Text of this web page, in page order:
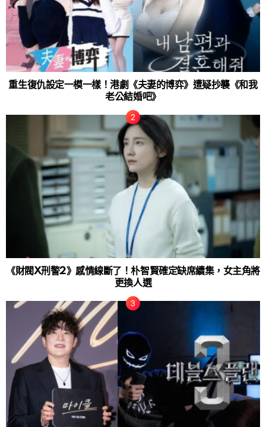
重生復仇設定一模一樣！港劇《夫妻的博弈》遭疑抄襲《和我
老公結婚吧》
《財閥X刑警2》感情線斷了！朴智賢確定缺席續集，女主角將
更換人選